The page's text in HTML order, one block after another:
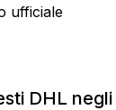
ufficiale
DHL negli